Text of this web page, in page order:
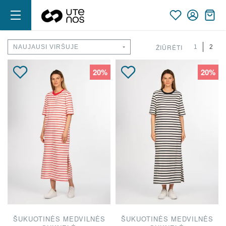
ŽIŪRĖTI 1 2
20%
ŠUKUOTINĖS MEDVILNĖS
20%
ŠUKUOTINĖS MEDVILNĖS